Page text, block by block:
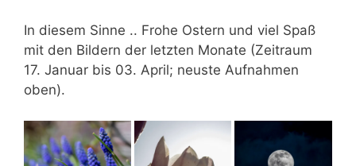
In diesem Sinne .. Frohe Ostern und viel Spaß
mit den Bildern der letzten Monate (Zeitraum
17. Januar bis 03. April; neuste Aufnahmen
oben).